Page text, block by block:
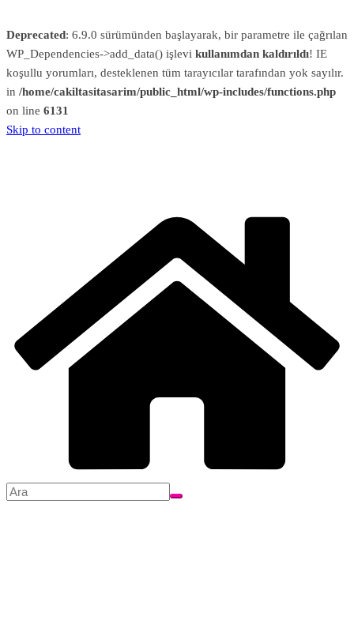
Deprecated: 6.9.0 sürümünden başlayarak, bir parametre ile çağrılan
WP_Dependencies->add_data() işlevi kullanımdan kaldırıldı! IE
koşullu yorumları, desteklenen tüm tarayıcılar tarafından yok sayılır.
in /home/cakiltasitasarim/public_html/wp-includes/functions.php
on line 6131
Skip to content